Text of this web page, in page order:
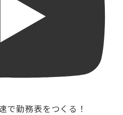
で勤務表をつくる！